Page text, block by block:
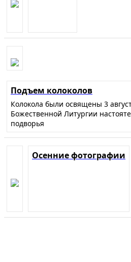
Подъем колоколов
Колокола были освящены 3
Божественной Литургии
подворья
Осенние фотографии